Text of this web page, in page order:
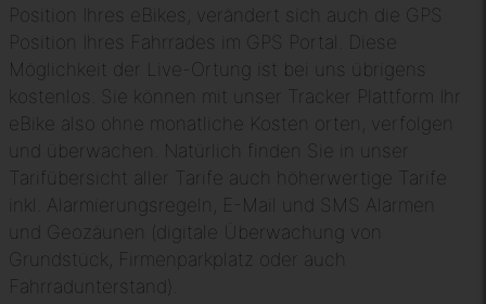
Position Ihres eBikes, verändert sich auch die GPS
Position Ihres Fahrrades im GPS Portal. Diese
Möglichkeit der Live-Ortung ist bei uns übrigens
kostenlos. Sie können mit unser Tracker Plattform Ihr
eBike also ohne monatliche Kosten orten, verfolgen
und überwachen. Natürlich finden Sie in unser
Tarifübersicht aller Tarife auch höherwertige Tarife
inkl. Alarmierungsregeln, E-Mail und SMS Alarmen
und Geozäunen (digitale Überwachung von
Grundstück, Firmenparkplatz oder auch
Fahrradunterstand).